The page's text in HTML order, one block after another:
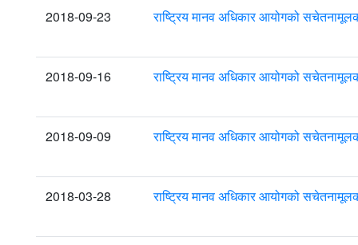
2018-09-23 राष्ट्रिय मानव अधिकार आयोगको
2018-09-16 राष्ट्रिय मानव अधिकार आयोगको
2018-09-09 राष्ट्रिय मानव अधिकार आयोगको
2018-03-28 राष्ट्रिय मानव अधिकार आयोगको